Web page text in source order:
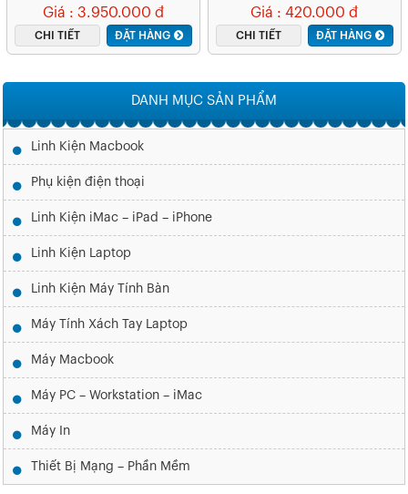
NVMe
Giá : 3.950.000 đ
CHI TIẾT ĐẶT HÀNG
Giá : 420.000 đ
CHI TIẾT ĐẶT HÀNG
DANH MỤC SẢN PHẨM
Linh Kiện Macbook
Phụ kiện điện thoại
Linh Kiện iMac – iPad – iPhone
Linh Kiện Laptop
Linh Kiện Máy Tính Bàn
Máy Tính Xách Tay Laptop
Máy Macbook
Máy PC – Workstation – iMac
Máy In
Thiết Bị Mạng – Phần Mềm